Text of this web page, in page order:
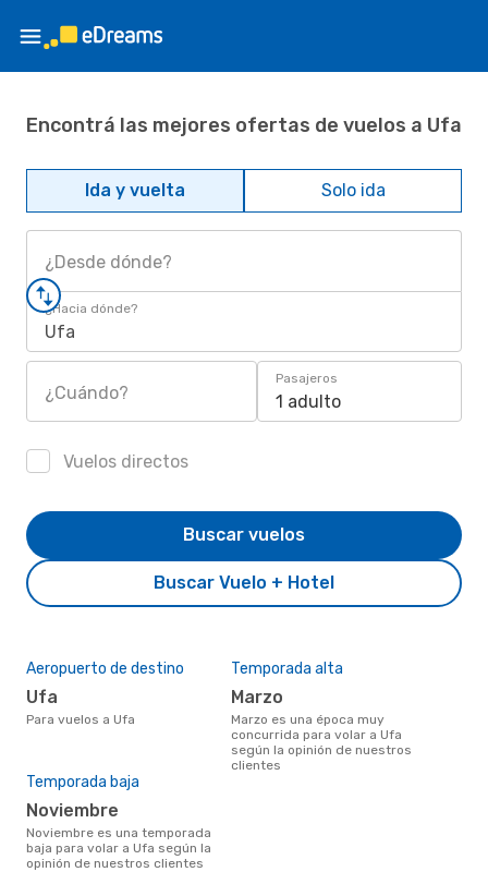
Encontrá las mejores ofertas de vuelos a Ufa
Ida y vuelta Solo ida
¿Desde dónde?
¿Hacia dónde?
Ufa
¿Cuándo?
Pasajeros
1 adulto
Vuelos directos
Buscar Vuelo + Hotel
Buscar vuelos
Aeropuerto de destino
Ufa
Para vuelos a Ufa
Temporada alta
marzo
marzo es una época muy
concurrida para volar a Ufa
según la opinión de nuestros
clientes
Temporada baja
noviembre
noviembre es una temporada
baja para volar a Ufa según la
opinión de nuestros clientes